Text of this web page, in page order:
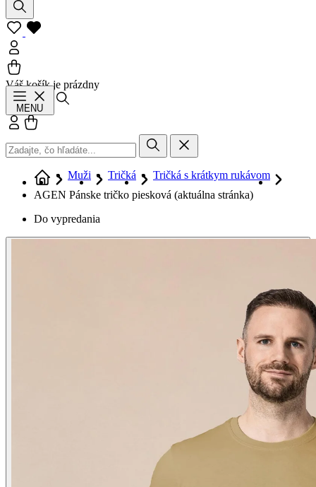
Váš košík je prázdny
MENU
Prihlásiť sa
Muži Tričká
Tričká s krátkym rukávom
AGEN Pánske tričko piesková (aktuálna stránka)
Do vypredania